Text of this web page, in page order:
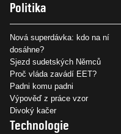
Politika
Nová superdávka: kdo na ní
dosáhne?
Sjezd sudetských Němců
Proč vláda zavádí EET?
Padni komu padni
Výpověď z práce vzor
Divoký kačer
Technologie